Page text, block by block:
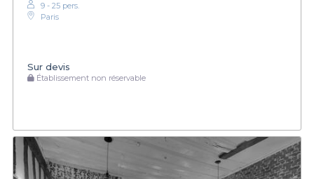
9 - 25 pers.
Paris
Sur devis
Établissement non réservable